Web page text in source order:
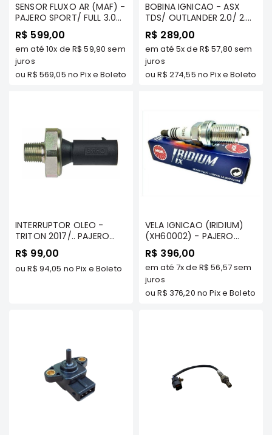
Elétrica
Acessórios
ASX
Filtros
Transmissão
Triton
e
Motor
Suspensão
SENSOR FLUXO AR (MAF) -
PAJERO SPORT/ FULL 3.0
3.5 TDS MODELOS -
MILTPARTS - MD326501
MT
R$ 599,00
em até 10x de R$ 59,90 sem
juros
ouR$ 569,05 no Pix e Boleto
BOBINA IGNICAO - ASX
TDS/ OUTLANDER 2.0/ 2.4/
3.0 ATE 2012 LANCER 2.0
16V 2011/../ PAJERO FULL
3.8 2007/.. MIVEC -
MAGNETI MARELLI
R$ 289,00
em até 5xde R$ 57,80 sem
juros
ouR$ 274,55 no Pix e Boleto
INTERRUPTOR OLEO -
TRITON 2017/.. PAJERO
SPORT/ ASX TDS/
OUTLANDER TDS/LANCER
2011/.. TDS MODELOS
R$ 99,00
ouR$ 94,05 no Pix e Boleto
VELA IGNICAO (IRIDIUM)
(XH60002) - PAJERO
SPORT/ FULL 3.0/3.5 GAS/
3.8 MIVEC
R$ 396,00
em até 7xde R$ 56,57sem
juros
ouR$ 376,20 no Pix e Boleto